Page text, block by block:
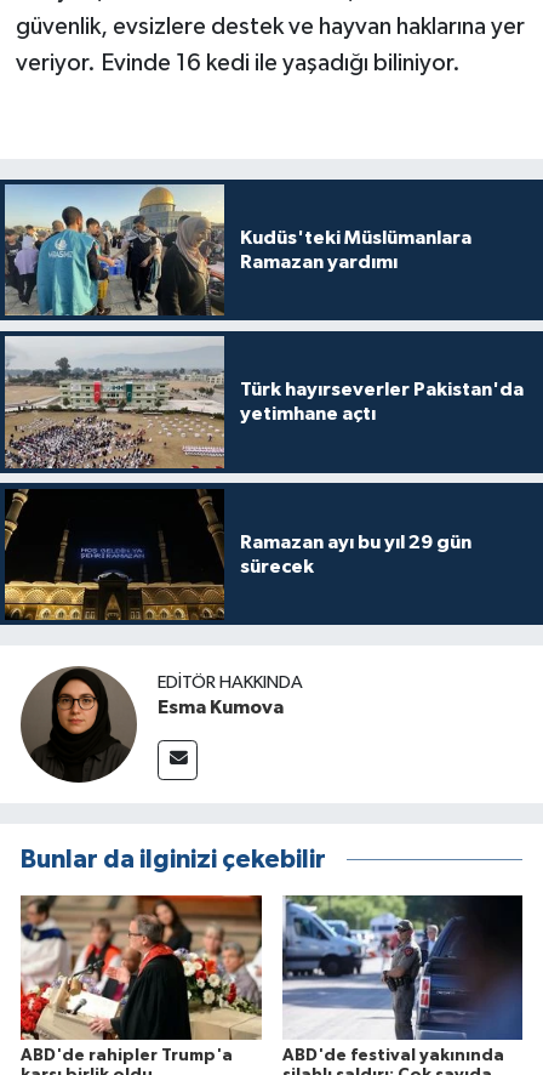
güvenlik, evsizlere destek ve hayvan haklarına yer
veriyor. Evinde 16 kedi ile yaşadığı biliniyor.
Kudüs'teki Müslümanlara
Ramazan yardımı
Türk hayırseverler Pakistan'da
yetimhane açtı
Ramazan ayı bu yıl 29 gün
sürecek
EDITÖR HAKKINDA
Esma Kumova
Bunlar da ilginizi çekebilir
ABD'de rahipler Trump'a
ABD'de festival yakınında